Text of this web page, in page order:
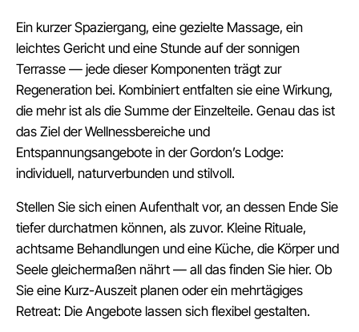
Ein kurzer Spaziergang, eine gezielte Massage, ein
leichtes Gericht und eine Stunde auf der sonnigen
Terrasse — jede dieser Komponenten trägt zur
Regeneration bei. Kombiniert entfalten sie eine Wirkung,
die mehr ist als die Summe der Einzelteile. Genau das ist
das Ziel der Wellnessbereiche und
Entspannungsangebote in der Gordon’s Lodge:
individuell, naturverbunden und stilvoll.
Stellen Sie sich einen Aufenthalt vor, an dessen Ende Sie
tiefer durchatmen können, als zuvor. Kleine Rituale,
achtsame Behandlungen und eine Küche, die Körper und
Seele gleichermaßen nährt — all das finden Sie hier. Ob
Sie eine Kurz-Auszeit planen oder ein mehrtägiges
Retreat: Die Angebote lassen sich flexibel gestalten.